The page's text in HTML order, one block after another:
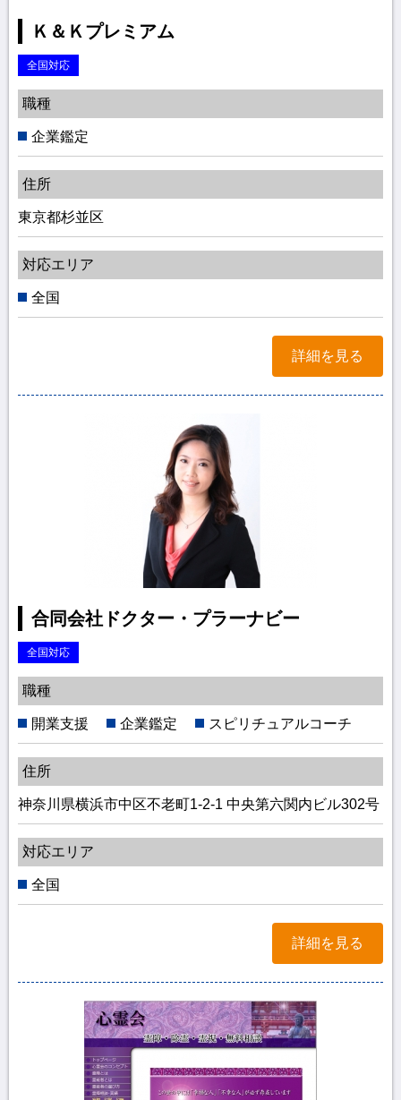
Ｋ＆Ｋプレミアム
全国対応
職種
企業鑑定
住所
東京都杉並区
対応エリア
全国
詳細を見る
合同会社ドクター・プラーナビー
全国対応
職種
開業支援 企業鑑定 スピリチュアルコーチ
住所
神奈川県横浜市中区不老町1-2-1 中央第六関内ビル302号
対応エリア
全国
詳細を見る